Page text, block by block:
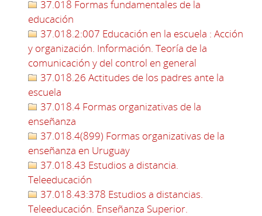
37.018 Formas fundamentales de la
educación
37.018.2:007 Educación en la escuela : Acción
y organización. Información. Teoría de la
comunicación y del control en general
37.018.26 Actitudes de los padres ante la
escuela
37.018.4 Formas organizativas de la
enseñanza
37.018.4(899) Formas organizativas de la
enseñanza en Uruguay
37.018.43 Estudios a distancia.
Teleeducación
37.018.43:378 Estudios a distancias.
Teleeducación. Enseñanza Superior.